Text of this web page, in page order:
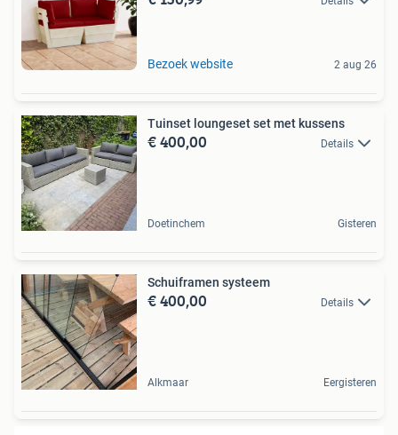
Bezoek website 2 aug 26
Tuinset loungeset set met kussens
€ 400,00 Details
Doetinchem Gisteren
Schuiframen systeem
€ 400,00 Details
Alkmaar Eergisteren